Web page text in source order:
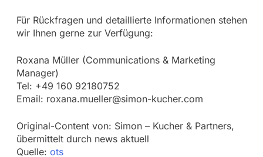
Für Rückfragen und detaillierte Informationen stehen
wir Ihnen gerne zur Verfügung:
Roxana Müller (Communications & Marketing
Manager)
Tel: +49 160 92180752
Email: roxana.mueller@simon-kucher.com
Original-Content von: Simon – Kucher & Partners,
übermittelt durch news aktuell
Quelle: ots